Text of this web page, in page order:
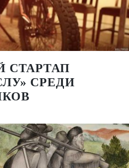
СТАРТАП
СРЕДИ